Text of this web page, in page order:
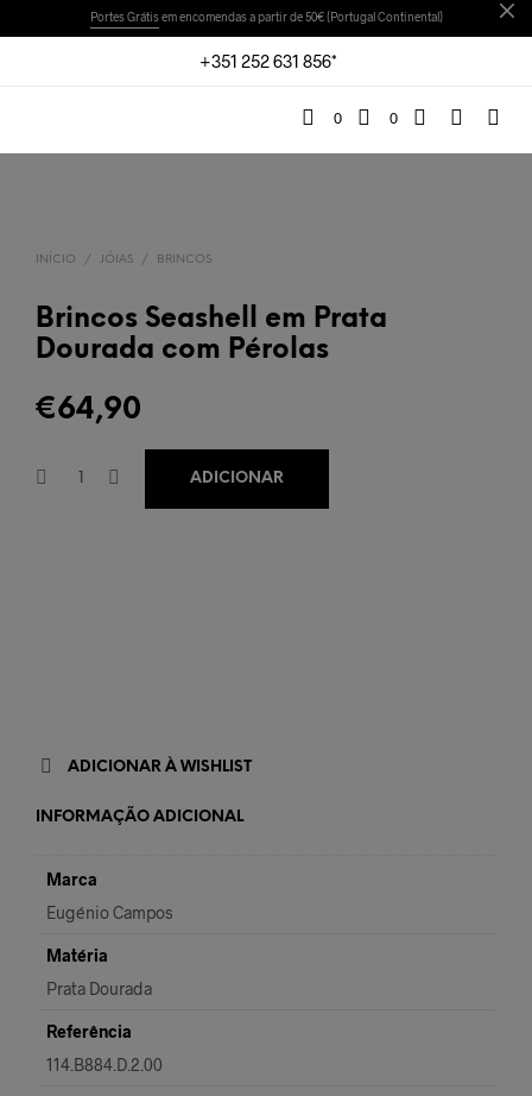
Portes Grátisem encomendas a partir de 50€ (Portugal Continental)
+351 252 631 856*
0 0
INÍCIO / JÓIAS / BRINCOS
Brincos Seashell em Prata
Dourada com Pérolas
€64,90
ADICIONAR
ADICIONAR À WISHLIST
INFORMAÇÃO ADICIONAL
Marca
Eugénio Campos
Matéria
Prata Dourada
Referência
114.B884.D.2.00